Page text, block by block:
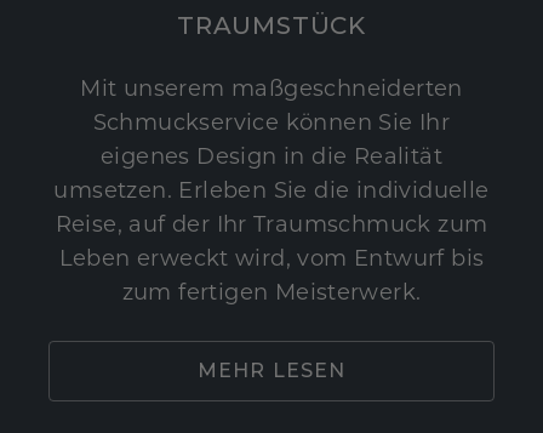
TRAUMSTÜCK
Mit unserem maßgeschneiderten
Schmuckservice können Sie Ihr
eigenes Design in die Realität
umsetzen. Erleben Sie die individuelle
Reise, auf der Ihr Traumschmuck zum
Leben erweckt wird, vom Entwurf bis
zum fertigen Meisterwerk.
MEHR LESEN